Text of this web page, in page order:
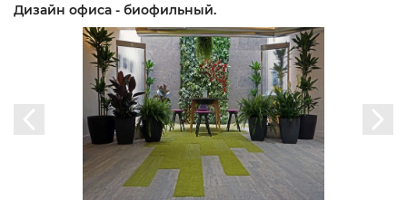
Дизайн офиса - биофильный.